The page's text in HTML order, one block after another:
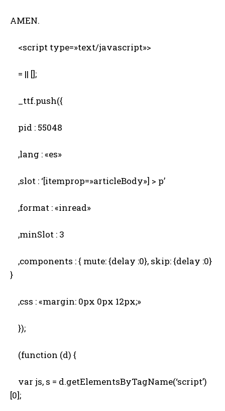
AMEN.
<script type=»text/javascript»>
= || [];
_ttf.push({
pid : 55048
,lang : «es»
,slot : ‘[itemprop=»articleBody»] > p’
,format : «inread»
,minSlot : 3
,components : { mute: {delay :0}, skip: {delay :0}
}
,css : «margin: 0px 0px 12px;»
});
(function (d) {
var js, s = d.getElementsByTagName(‘script’)
[0];